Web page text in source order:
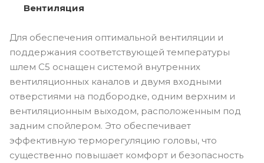
Вентиляция
Для обеспечения оптимальной вентиляции и
поддержания соответствующей температуры
шлем С5 оснащен системой внутренних
вентиляционных каналов и двумя входными
отверстиями на подбородке, одним верхним и
вентиляционным выходом, расположенным под
задним спойлером. Это обеспечивает
эффективную терморегуляцию головы, что
существенно повышает комфорт и безопасность